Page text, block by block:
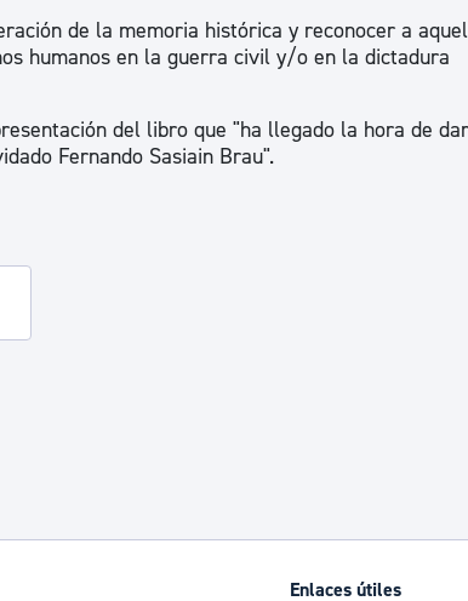
Tablón de anuncios oficiales
de la memoria histórica y reconocer a
humanos en la guerra civil y/o en la dictadura
del libro que "ha llegado la hora de
Fernando Sasiain Brau".
Enlaces útiles